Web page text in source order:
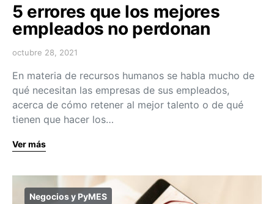
5 errores que los mejores
empleados no perdonan
octubre 28, 2021
En materia de recursos humanos se habla mucho de
qué necesitan las empresas de sus empleados,
acerca de cómo retener al mejor talento o de qué
tienen que hacer los…
Ver más
Negocios y PyMES